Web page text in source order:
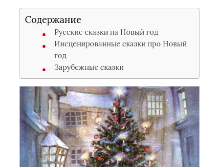
Психология
Хобби
Праздники
Содержание
Русские сказки на Новый год
Инсценированные сказки про Новый
год
Зарубежные сказки